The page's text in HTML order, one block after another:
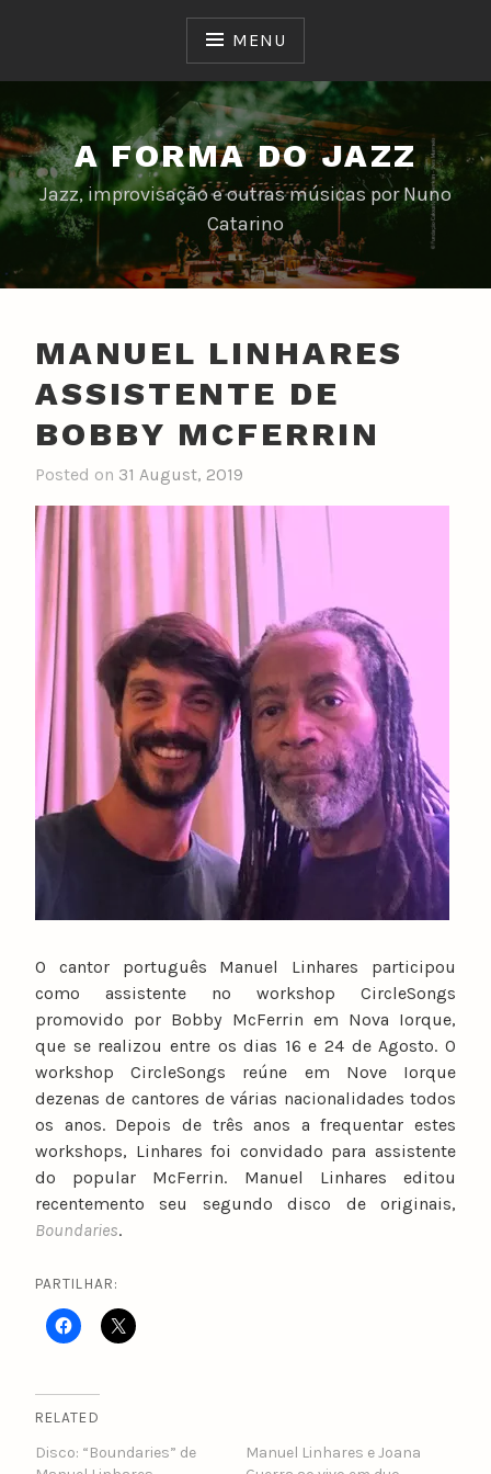
MENU
A FORMA DO JAZZ
Jazz, improvisação e outras músicas por Nuno
Catarino
MANUEL LINHARES
ASSISTENTE DE
BOBBY MCFERRIN
Posted on 31 August, 2019
y
n
u
n
o
a
t
a
r
i
n
o
O cantor português Manuel Linhares participou
como assistente no workshop CircleSongs
promovido por Bobby McFerrin em Nova Iorque,
que se realizou entre os dias 16 e 24 de Agosto. O
workshop CircleSongs reúne em Nove Iorque
dezenas de cantores de várias nacionalidades todos
os anos. Depois de três anos a frequentar estes
workshops, Linhares foi convidado para assistente
do popular McFerrin. Manuel Linhares editou
recentemento seu segundo disco de originais,
Boundaries.
PARTILHAR:
RELATED
Disco: “Boundaries” de
Manuel Linhares e Joana